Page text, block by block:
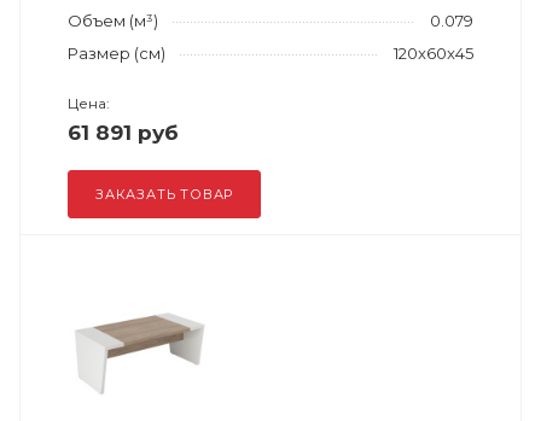
Объем (м³)
0.079
Размер (см)
120x60x45
Цена:
61 891 руб
ЗАКАЗАТЬ ТОВАР